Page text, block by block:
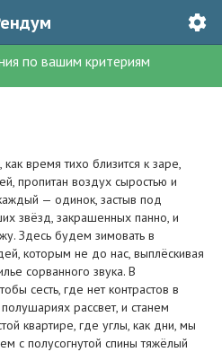
по вашим критериям
время тихо близится к заре,
пропитан воздух сыростью и
— одинок, застыв под
звёзд, закрашенных панно, и
Здесь будем зимовать в
которым не до нас, выплёскивая
сорванного звука. В
сесть, где нет контрастов в
рассвет, и станем
квартире, где углы, как дни, мы
с полусогнутой спины тяжёлый